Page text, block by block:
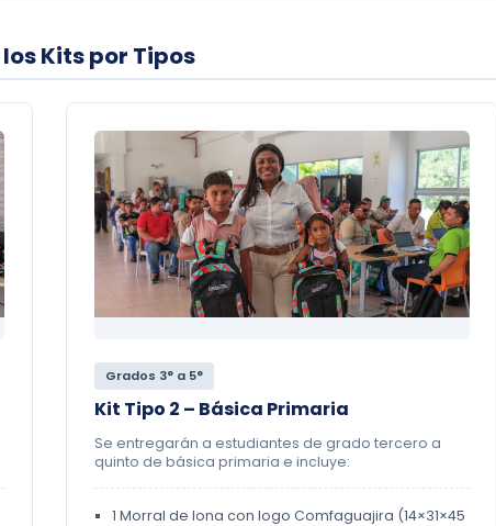
Kits por Tipos
Grados 3° a 5°
Kit Tipo 2 – Básica Primaria
Se entregarán a estudiantes de grado tercero a
quinto de básica primaria e incluye:
1 Morral de lona con logo Comfaguajira (14×31×45